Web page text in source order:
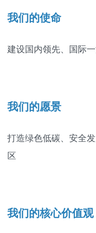
我们的使命
建设国内领先、国际
我们的愿景
打造绿色低碳、安全
区
我们的核心价值观